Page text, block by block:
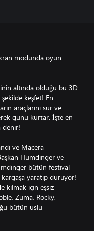
modunda oyun
altında olduğu bu 3D
keşfet! En
araçlarını sür ve
günü kurtar. İşte en
denir!
ve Macera
Humdinger ve
bütün festival
yaratıp duruyor!
kılmak için eşsiz
Zuma, Rocky,
bütün uslu